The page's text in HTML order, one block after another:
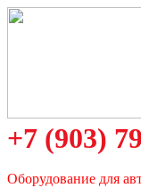
+7 (903)
Оборудование для